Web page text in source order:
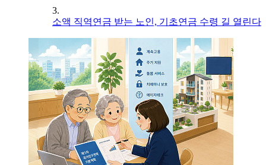
3.
소액 직역연금 받는 노인, 기초연금 수령 길 열린다